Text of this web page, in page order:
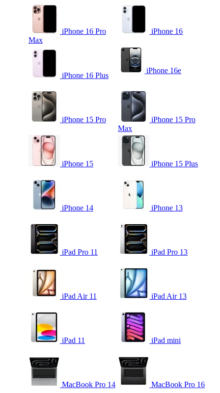
iPhone 16 Pro
Max
iPhone 16
iPhone 16 Plus
iPhone 16e
iPhone 15 Pro
iPhone 15 Pro
Max
iPhone 15 iPhone 15 Plus
iPhone 14 iPhone 13
iPad Pro 11 iPad Pro 13
iPad Air 11 iPad Air 13
iPad 11 iPad mini
MacBook Pro 14 MacBook Pro 16